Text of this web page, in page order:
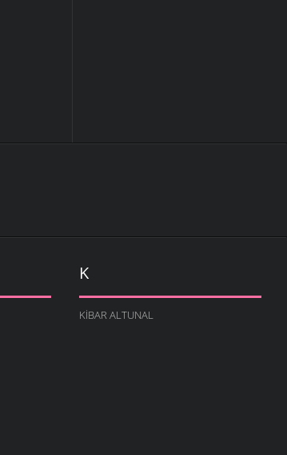
K
KIBAR ALTUNAL